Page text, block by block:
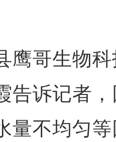
哥生物科
告诉记者
量不均匀